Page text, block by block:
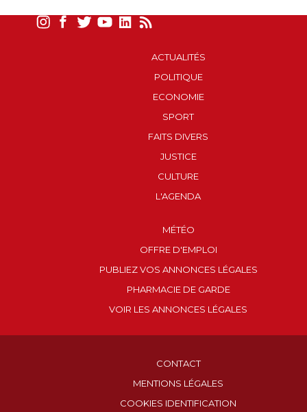
ACTUALITÉS
POLITIQUE
ECONOMIE
SPORT
FAITS DIVERS
JUSTICE
CULTURE
L'AGENDA
MÉTÉO
OFFRE D'EMPLOI
PUBLIEZ VOS ANNONCES LÉGALES
PHARMACIE DE GARDE
VOIR LES ANNONCES LÉGALES
CONTACT
MENTIONS LÉGALES
COOKIES IDENTIFICATION